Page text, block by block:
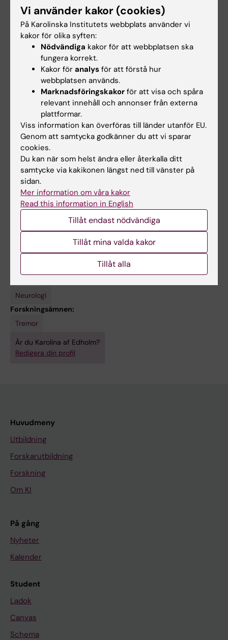
bland annat undersökning i Promobilia
MoveAbility Lab på KTH, i samarbete med
Professor Lanie Gutierrez Farewik och
Professor Erik Fransén vid KTH.
Del 3 är en studie av hur hjärnan reagerar på
proprioceptiv stimulering och har utförts i
samarbete med Professor Daniel Lundqvist
och postdoc Josefine Waldthaler vid NatMEG,
the National Facility for
Magnetoencephalography på Karolinska
Institutet,
Del 4 är en studie av neurodegenerativa
tecken i hjärnan undersökt med
MagnetResonanstomografi (MR) i samarbete
med Professor Tobias Granberg och PhD
Henrik Sjöström vid Karolinska Institutet.
Neurologi
Forskningsämnen:
Tremor
Är du Karolina af Edholm?
Redigera din profil
Huvudmeny
Utbildning
Forskarutbildning
Forskning
Om KI
På gång
Nyheter
Kalender
Student
Ladok
Canvas
Schema
Vi använder kakor (cookies)
På Karolinska Institutets webbplats använder vi
kakor för olika syften:
Nödvändiga kakor för att webbplatsen ska
fungera korrekt.
Kakor för analys för att förstå hur
webbplatsen används.
Marknadsföringskakor för att visa och spåra
relevant innehåll och annonser från externa
plattformar.
Viss information kan överföras till länder utanför EU.
Genom att samtycka godkänner du att vi sparar
cookies.
Du kan när som helst ändra eller återkalla ditt
samtycke via kakikonen längst ned till vänster på
sidan.
Mer information om våra kakor
Read this information in English
Tillåt endast nödvändiga
Tillåt mina valda kakor
Tillåt alla